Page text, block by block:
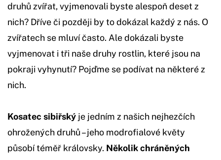
druhů zvířat, vyjmenovali byste alespoň deset z
nich? Dříve či později by to dokázal každý z nás. O
zvířatech se mluví často. Ale dokázali byste
vyjmenovat i tři naše druhy rostlin, které jsou na
pokraji vyhynutí? Pojďme se podívat na některé z
nich.
Kosatec sibiřský je jedním z našich nejhezčích
ohrožených druhů – jeho modrofialové květy
působí téměř královsky. Několik chráněných